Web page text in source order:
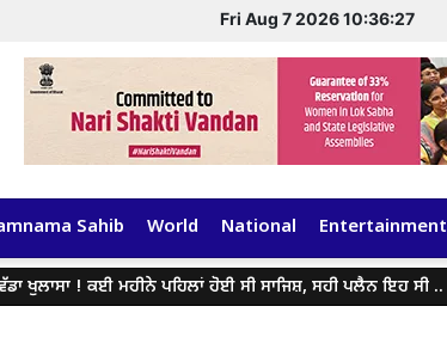
Fri Aug 7 2026 10:36:28
Sahib World National Entertainment
! ਕਈ ਮਹੀਨੇ ਪਹਿਲਾਂ ਹੋਈ ਸੀ ਸਾਜਿਸ਼, ਸਹੀ ਪਲੈਨ ਇਹ ਸੀ ..